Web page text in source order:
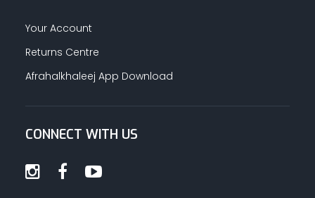
Your Account
Returns Centre
Afrahalkhaleej App Download
CONNECT WITH US